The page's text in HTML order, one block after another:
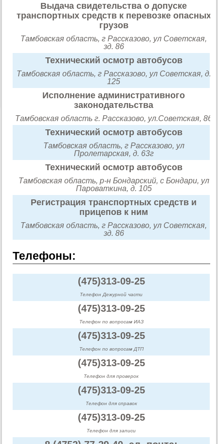
Выдача свидетельства о допуске
транспортных средств к перевозке опасных
грузов
Тамбовская область, г Рассказово, ул Советская,
зд. 86
Технический осмотр автобусов
Тамбовская область, г Рассказово, ул Советская, д.
125
Исполнение административного
законодательства
Тамбовская область г. Рассказово, ул.Советская, 86
Технический осмотр автобусов
Тамбовская область, г Рассказово, ул
Пролетарская, д. 63г
Технический осмотр автобусов
Тамбовская область, р-н Бондарский, с Бондари, ул
Пароваткина, д. 105
Регистрация транспортных средств и
прицепов к ним
Тамбовская область, г Рассказово, ул Советская,
зд. 86
Телефоны:
(475)313-09-25
Телефон Дежурной части
(475)313-09-25
Телефон по вопросам ИАЗ
(475)313-09-25
Телефон по вопросам ДТП
(475)313-09-25
Телефон для проверок
(475)313-09-25
Телефон для справок
(475)313-09-25
Телефон для записи